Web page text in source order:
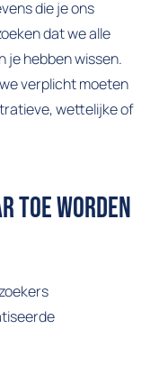
die je ons
dat we alle
je hebben wissen.
verplicht moeten
wettelijke of
Toe Worden